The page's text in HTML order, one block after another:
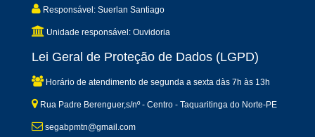
Responsável: Suerlan Santiago
Unidade responsável: Ouvidoria
Lei Geral de Proteção de Dados (LGPD)
Horário de atendimento de segunda a sexta dàs 7h às 13h
Rua Padre Berenguer,s/nº - Centro - Taquaritinga do Norte-PE
segabpmtn@gmail.com